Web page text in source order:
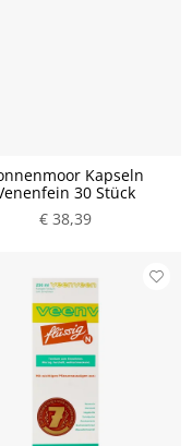
Kapseln
30 Stück
€ 38,39